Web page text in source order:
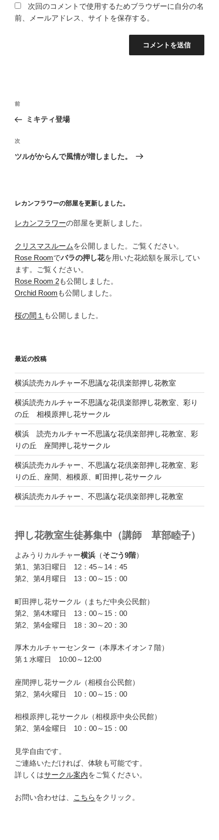
次回のコメントで使用するためブラウザーに自分の名
前、メールアドレス、サイトを保存する。
投
ナ
ビ
ゲ
ン
前
の
稿
前
ミキティ登場
次
の
次
ツルがからんで風情が増しました。
レカンフラワーの部屋を更新しました。
レカンフラワーの部屋を更新しました。
クリスマスルーム を公開しました。ご覧ください。
Rose Roomでバラの押し花を用いた花絵額を展示してい
ます。ご覧ください。
Rose Room 2も公開しました。
Orchid Room も公開しました。
桜の間１ も公開しました。
最近の投稿
横浜読売カルチャー不思議な花倶楽部押し花教室
横浜読売カルチャー不思議な花倶楽部押し花教室、彩り
の丘 相模原押し花サークル
横浜 読売カルチャー不思議な花倶楽部押し花教室、彩
りの丘 座間押し花サークル
横浜読売カルチャー、不思議な花倶楽部押し花教室、彩
りの丘、座間、相模原、町田押し花サークル
横浜読売カルチャー、不思議な花倶楽部押し花教室
押し花教室生徒募集中（講師 草部睦子）
よみうりカルチャー横浜 （そごう9階）
第1、第3日曜日 12：45～14：45
第2、第4月曜日 13：00～15：00
町田押し花サークル（まちだ中央公民館）
第2、第4木曜日 13：00～15：00
第2、第4金曜日 18：30～20：30
厚木カルチャーセンター（本厚木イオン７階）
第１水曜日 10:00～12:00
座間押し花サークル（相模台公民館）
第2、第4火曜日 10：00～15：00
相模原押し花サークル（相模原中央公民館）
第2、第4金曜日 10：00～15：00
見学自由です。
ご連絡いただければ、体験も可能です。
詳しくはサークル案内をご覧ください。
お問い合わせは、 こちら をクリック。